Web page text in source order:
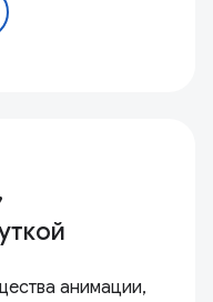
анимации,